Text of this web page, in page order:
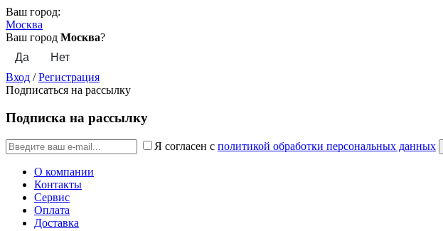
Ваш город:
Москва
Ваш город Москва?
Вход /Регистрация
Подписаться на рассылку
Подписка на рассылку
Я согласен с политикой обработки персональных данных
О компании
Контакты
Сервис
Оплата
Доставка